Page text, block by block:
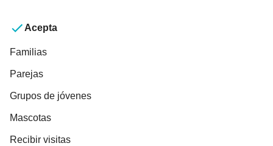
Acepta
Familias
Parejas
Grupos de jóvenes
Mascotas
Recibir visitas